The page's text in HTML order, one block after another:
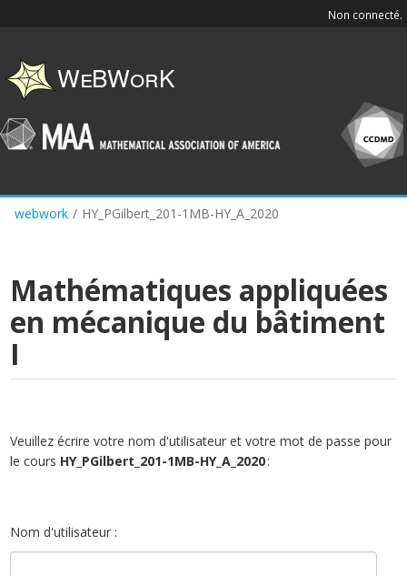
content
Non connecté.
webwork / HY_PGilbert_201-1MB-HY_A_2020
Mathématiques appliquées
en mécanique du bâtiment
I
Veuillez écrire votre nom d'utilisateur et votre mot de passe pour
le cours HY_PGilbert_201-1MB-HY_A_2020:
Nom d'utilisateur :